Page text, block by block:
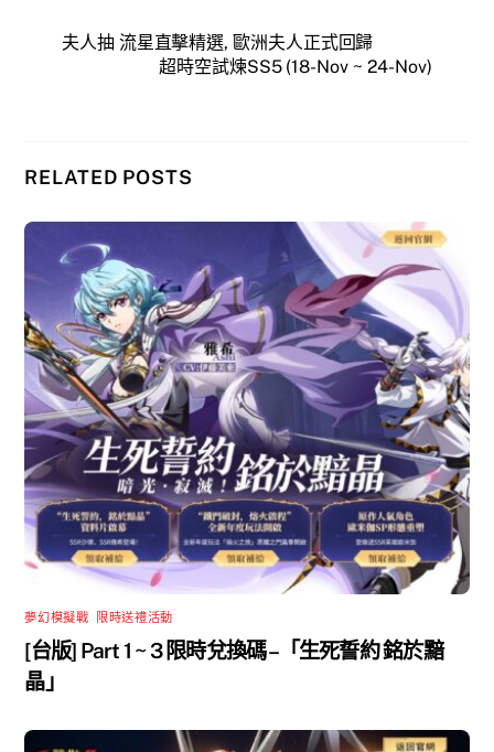
夫人抽 流星直擊精選, 歐洲夫人正式回歸
超時空試煉SS5 (18-Nov ~ 24-Nov)
RELATED POSTS
夢幻模擬戰 限時送禮活動
[台版] Part 1 ~ 3 限時兌換碼 –「生死誓約 銘於黯
晶」